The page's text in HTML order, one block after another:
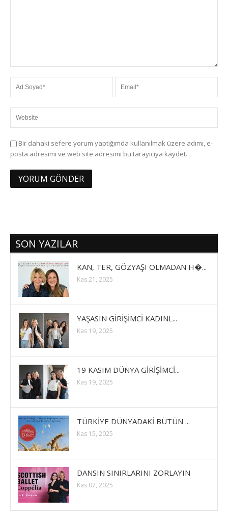
Bir dahaki sefere yorum yaptığımda kullanılmak üzere adımı, e-
posta adresimi ve web site adresimi bu tarayıcıya kaydet.
SON YAZILAR
KAN, TER, GÖZYAŞI OLMADAN H�...
Kas 21, 2025
YAŞASIN GİRİŞİMCİ KADINL...
Kas 19, 2025
19 KASIM DÜNYA GİRİŞİMCİ...
Kas 19, 2025
TÜRKİYE DÜNYADAKİ BÜTÜN ...
Kas 15, 2025
DANSIN SINIRLARINI ZORLAYIN
Kas 07, 2025